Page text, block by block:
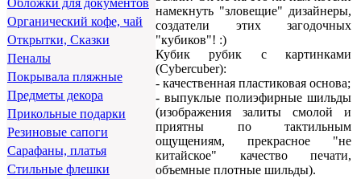
Обложки для документов
Органический кофе, чай
Открытки, Сказки
Пеналы
Покрывала пляжные
Предметы декора
Прикольные подарки
Резиновые сапоги
Сарафаны, платья
Стильные флешки
намекнуть "зловещие" дизайнеры,
создатели этих загодочных
"кубиков"! :)
Кубик рубик с картинками
(Cybercuber):
- качественная пластиковая основа;
- выпуклые полиэфирные шильды
(изображения залиты смолой и
приятны по тактильным
ощущениям, прекрасное "не
китайское" качество печати,
объемные плотные шильды).